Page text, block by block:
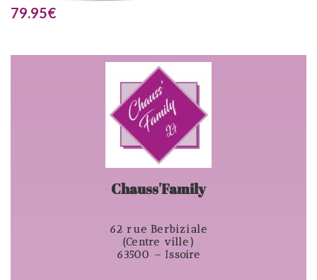
79.95€
Chauss'Family
62 rue Berbiziale
(Centre ville)
63500 – Issoire